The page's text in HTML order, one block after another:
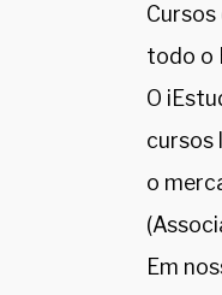
todo o
O
cursos
o
Em